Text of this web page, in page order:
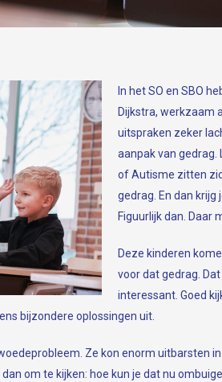
In het SO en SBO
Dijkstra, werkzaam
uitspraken zeker
aanpak van gedrag.
of Autisme zitten
gedrag. En dan krijg
Figuurlijk dan. Daar
Deze kinderen
voor dat gedrag.
interessant. Goed
bijzondere oplossingen uit.
Ze kon enorm uitbarsten
om te kijken: hoe kun je dat nu